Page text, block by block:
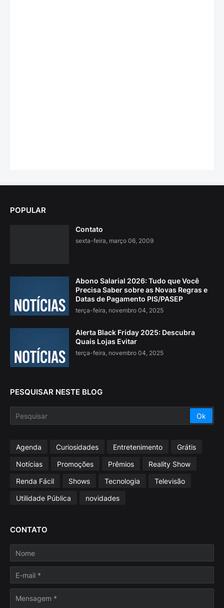
POPULAR
Contato
sexta-feira, março 06, 2009
Abono Salarial 2026: Tudo que Você
Precisa Saber sobre as Novas Regras e
Datas de Pagamento PIS/PASEP
terça-feira, novembro 04, 2025
Alerta Black Friday 2025: Descubra
Quais Lojas Evitar
terça-feira, novembro 04, 2025
PESQUISAR NESTE BLOG
Agenda Curiosidades Entretenimento
Grátis
Notícias
Promoções Prêmios
Reality Show
Renda Fácil
Shows Tecnologia
Televisão
Utilidade Pública
novidades
CONTATO